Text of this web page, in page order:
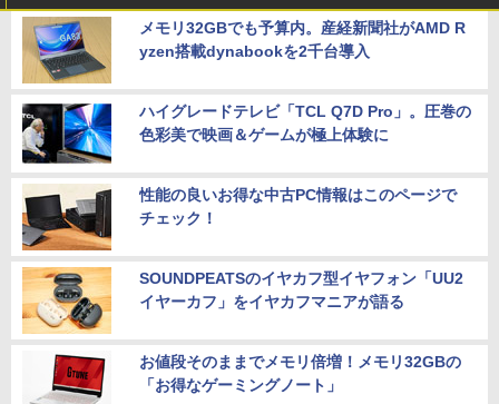
メモリ32GBでも予算内。産経新聞社がAMD R
yzen搭載dynabookを2千台導入
ハイグレードテレビ「TCL Q7D Pro」。圧巻の
色彩美で映画＆ゲームが極上体験に
性能の良いお得な中古PC情報はこのページで
チェック！
SOUNDPEATSのイヤカフ型イヤフォン「UU2
イヤーカフ」をイヤカフマニアが語る
お値段そのままでメモリ倍増！メモリ32GBの
「お得なゲーミングノート」